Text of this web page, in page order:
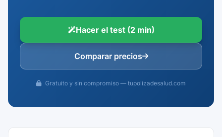
Hacer el test (2 min)
Comparar precios
Gratuito y sin compromiso — tupolizadesalud.com